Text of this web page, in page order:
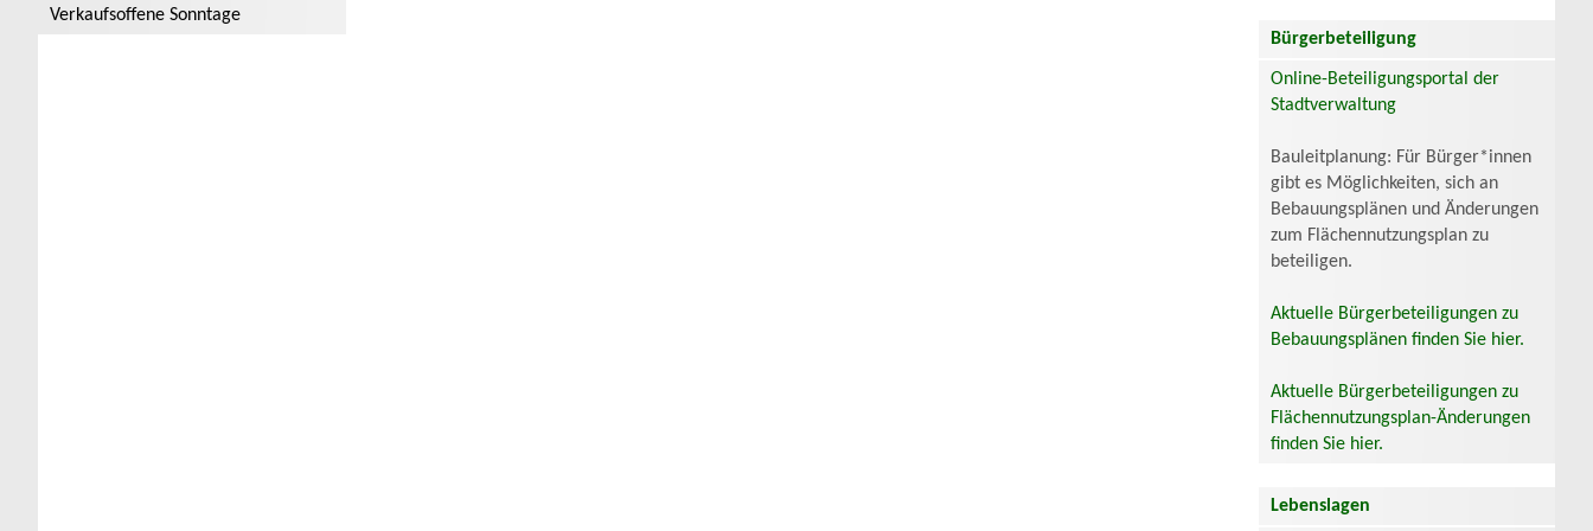
Verkaufsoffene Sonntage
Bürgerbeteiligung
Online-Beteiligungsportal der
Stadtverwaltung
Bauleitplanung: Für Bürger*innen
gibt es Möglichkeiten, sich an
Bebauungsplänen und Änderungen
zum Flächennutzungsplan zu
beteiligen.
Aktuelle Bürgerbeteiligungen zu
Bebauungsplänen finden Sie hier.
Aktuelle Bürgerbeteiligungen zu
Flächennutzungsplan-Änderungen
finden Sie hier.
Lebenslagen